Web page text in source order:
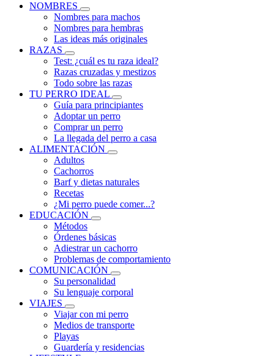
NOMBRES
Nombres para machos
Nombres para hembras
Las ideas más originales
RAZAS
Test: ¿cuál es tu raza ideal?
Razas cruzadas y mestizos
Todo sobre las razas
TU PERRO IDEAL
Guía para principiantes
Adoptar un perro
Comprar un perro
La llegada del perro a casa
ALIMENTACIÓN
Adultos
Cachorros
Barf y dietas naturales
Recetas
¿Mi perro puede comer...?
EDUCACIÓN
Métodos
Órdenes básicas
Adiestrar un cachorro
Problemas de comportamiento
COMUNICACIÓN
Su personalidad
Su lenguaje corporal
VIAJES
Viajar con mi perro
Medios de transporte
Playas
Guardería y residencias